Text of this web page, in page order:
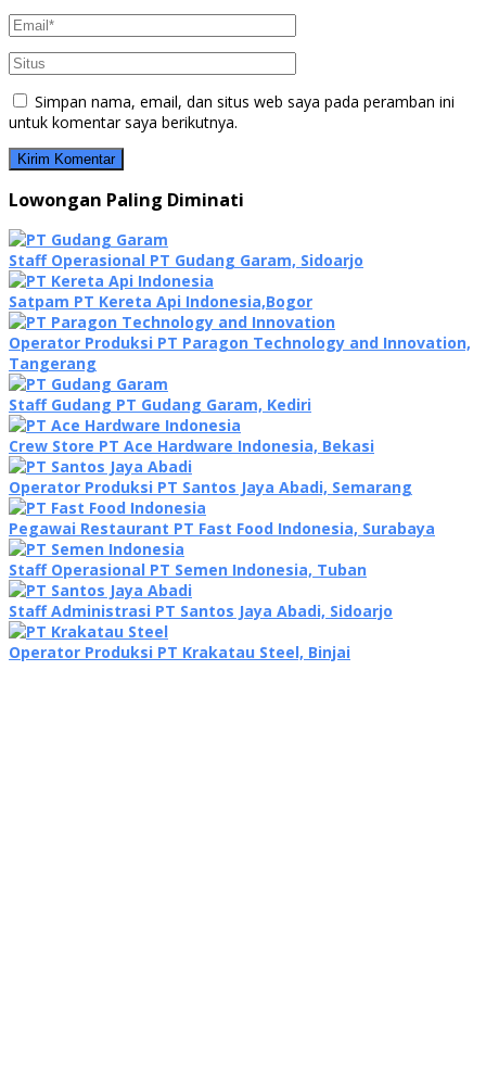
Simpan nama, email, dan situs web saya pada peramban ini
untuk komentar saya berikutnya.
Lowongan Paling Diminati
Staff Operasional PT Gudang Garam, Sidoarjo
Satpam PT Kereta Api Indonesia,Bogor
Operator Produksi PT Paragon Technology and Innovation,
Tangerang
Staff Gudang PT Gudang Garam, Kediri
Crew Store PT Ace Hardware Indonesia, Bekasi
Operator Produksi PT Santos Jaya Abadi, Semarang
Pegawai Restaurant PT Fast Food Indonesia, Surabaya
Staff Operasional PT Semen Indonesia, Tuban
Staff Administrasi PT Santos Jaya Abadi, Sidoarjo
Operator Produksi PT Krakatau Steel, Binjai